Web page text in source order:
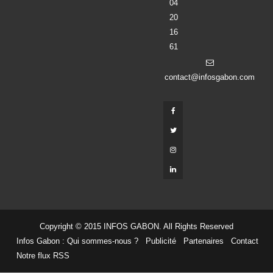
04
20
16
61
contact@infosgabon.com
Copyright © 2015 INFOS GABON. All Rights Reserved
Infos Gabon : Qui sommes-nous ?
Publicité Partenaires
Contact
Notre flux RSS